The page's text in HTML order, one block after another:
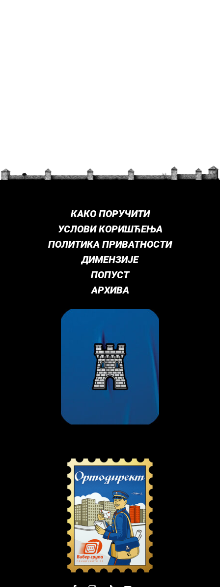
КАКО ПОРУЧИТИ
УСЛОВИ КОРИШЋЕЊА
ПОЛИТИКА ПРИВАТНОСТИ
ДИМЕНЗИЈЕ
ПОПУСТ
АРХИВА